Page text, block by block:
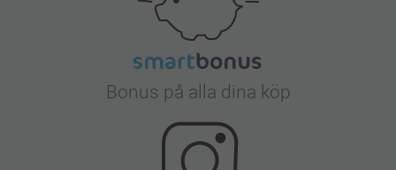
Bonus på alla dina köp